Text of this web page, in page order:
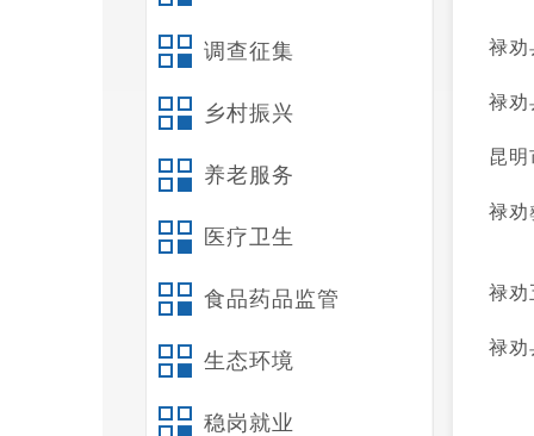
调查征集
乡村振兴
养老服务
医疗卫生
食品药品监管
生态环境
稳岗就业
禄劝
禄劝
昆
禄劝
禄劝
禄劝